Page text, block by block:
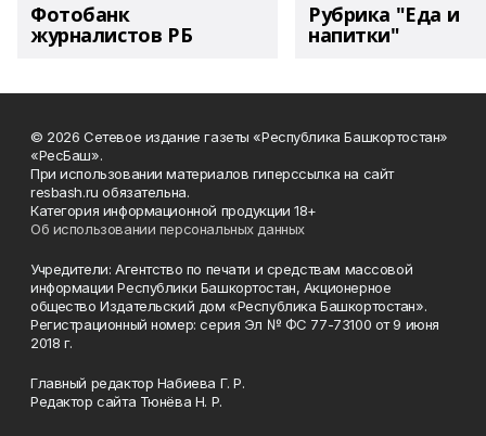
Фотобанк
журналистов РБ
Рубрика "Еда и
напитки"
© 2026 Сетевое издание газеты «Республика Башкортостан»
«РесБаш».
При использовании материалов гиперссылка на сайт
resbash.ru обязательна.
Категория информационной продукции 18+
Об использовании персональных данных
Учредители: Агентство по печати и средствам массовой
информации Республики Башкортостан, Акционерное
общество Издательский дом «Республика Башкортостан».
Регистрационный номер: серия Эл № ФС 77-73100 от 9 июня
2018 г.
Главный редактор Набиева Г. Р.
Редактор сайта Тюнёва Н. Р.